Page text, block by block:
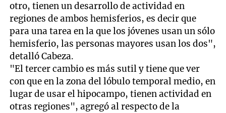
otro, tienen un desarrollo de actividad en
regiones de ambos hemisferios, es decir que
para una tarea en la que los jóvenes usan un sólo
hemisferio, las personas mayores usan los dos",
detalló Cabeza.
"El tercer cambio es más sutil y tiene que ver
con que en la zona del lóbulo temporal medio, en
lugar de usar el hipocampo, tienen actividad en
otras regiones", agregó al respecto de la